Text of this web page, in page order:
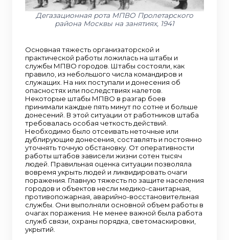
Дегазационная рота МПВО Пролетарского
района Москвы на занятиях, 1941
Основная тяжесть организаторской и
практической работы ложилась на штабы и
службы МПВО городов. Штабы состояли, как
правило, из небольшого числа командиров и
служащих. На них поступали и донесения об
опасностях или последствиях налетов.
Некоторые штабы МПВО в разгар боев
принимали каждые пять минут по сотне и больше
донесений. В этой ситуации от работников штаба
требовалась особая четкость действий.
Необходимо было отсеивать неточные или
дублирующие донесения, составлять и постоянно
уточнять точную обстановку. От оперативности
работы штабов зависели жизни сотен тысяч
людей. Правильная оценка ситуации позволяла
вовремя укрыть людей и ликвидировать очаги
поражения. Главную тяжесть по защите населения
городов и объектов несли медико-санитарная,
противопожарная, аварийно-восстановительная
службы. Они выполняли основной объем работы в
очагах поражения. Не менее важной была работа
служб связи, охраны порядка, светомаскировки,
укрытий.